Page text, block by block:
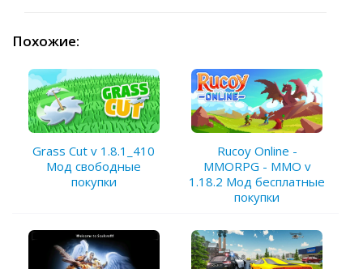
Похожие:
Grass Cut v 1.8.1_410
Мод свободные
покупки
Rucoy Online -
MMORPG - MMO v
1.18.2 Мод бесплатные
покупки